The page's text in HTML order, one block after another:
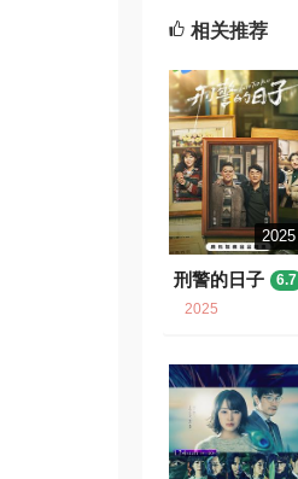
相关推荐
2025
刑警的日子
6.7
2025